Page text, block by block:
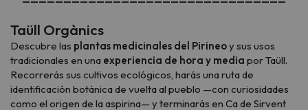
Taüll Orgànics
Descubre las plantas medicinales del Pirineoy sus usos
tradicionales en una experiencia de hora y media por Taüll.
Recorrerás sus cultivos ecológicos, harás una ruta de
identificación botánica de vuelta al pueblo —con curiosidades
como el origen de la aspirina— y terminarás en Ca de Sirvent